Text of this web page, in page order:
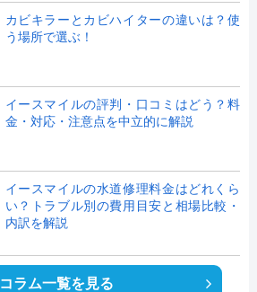
カビキラーとカビハイターの違いは？使
う場所で選ぶ！
イースマイルの評判・口コミはどう？料
金・対応・注意点を中立的に解説
イースマイルの水道修理料金はどれくら
い？トラブル別の費用目安と相場比較・
内訳を解説
コラム一覧を見る